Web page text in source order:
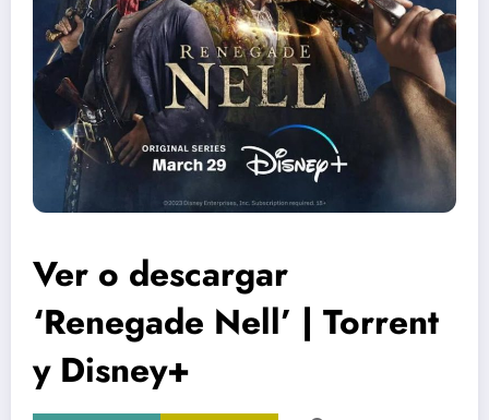
Ver o descargar
‘Renegade Nell’ | Torrent
y Disney+